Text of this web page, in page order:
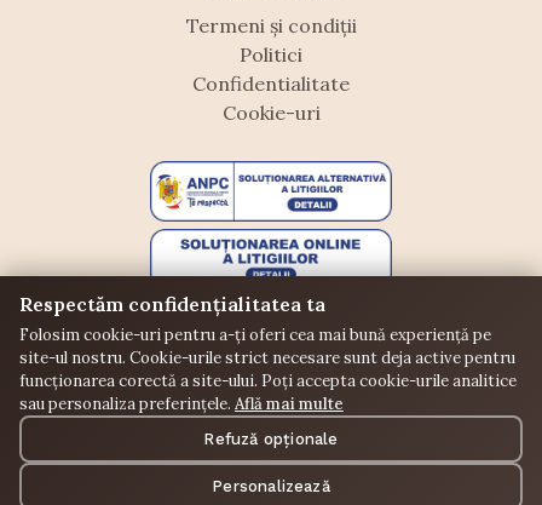
Termeni și condiții
Politici
Confidentialitate
Cookie-uri
Floraffeine. Toate drepturile rezervate.
Donații
Puncte
Comunitate
Respectăm confidențialitatea ta
Folosim cookie-uri pentru a-ți oferi cea mai bună experiență pe
site-ul nostru. Cookie-urile strict necesare sunt deja active pentru
funcționarea corectă a site-ului. Poți accepta cookie-urile analitice
sau personaliza preferințele. Află mai multe
Refuză opționale
Personalizează